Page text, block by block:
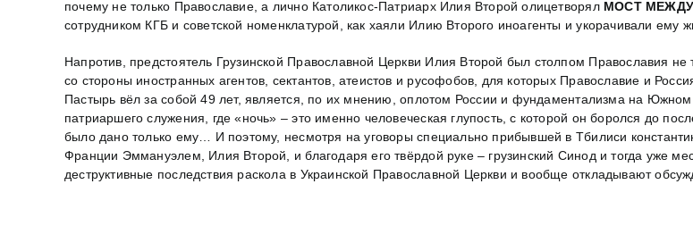
почему не только Православие, а лично Католикос-Патриарх Илия Второй олицетворял МОСТ МЕЖДУ
сотрудником КГБ и советской номенклатурой, как хаяли Илию Второго иноагенты и укорачивали ему
Напротив, предстоятель Грузинской Православной Церкви Илия Второй был столпом Православия не
со стороны иностранных агентов, сектантов, атеистов и русофобов, для которых Православие и
Пастырь вёл за собой 49 лет, является, по их мнению, оплотом России и фундаментализма на
патриаршего служения, где «ночь» – это именно человеческая глупость, с которой он боролся до
было дано только ему… И поэтому, несмотря на уговоры специально прибывшей в Тбилиси
Франции Эммануэлем, Илия Второй, и благодаря его твёрдой руке – грузинский Синод и тогда уже
деструктивные последствия раскола в Украинской Православной Церкви и вообще откладывают